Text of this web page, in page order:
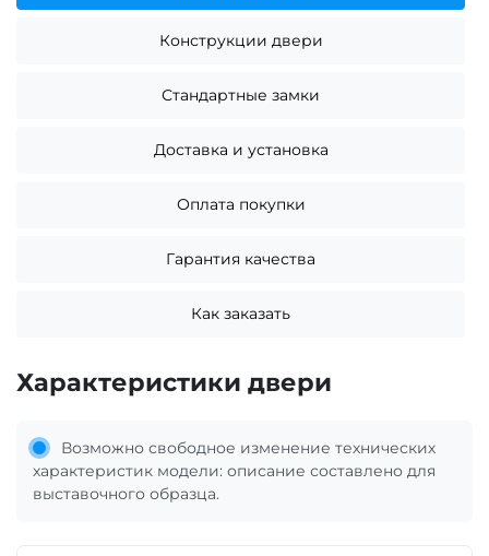
Конструкции двери
Стандартные замки
Доставка и установка
Оплата покупки
Гарантия качества
Как заказать
Характеристики двери
Возможно свободное изменение технических
характеристик модели: описание составлено для
выставочного образца.